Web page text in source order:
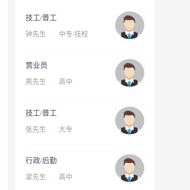
技工/普工
钟先生 · 中专/技校
营业员
男先生 · 高中
技工/普工
张先生 · 大专
行政/后勤
梁先生 · 高中